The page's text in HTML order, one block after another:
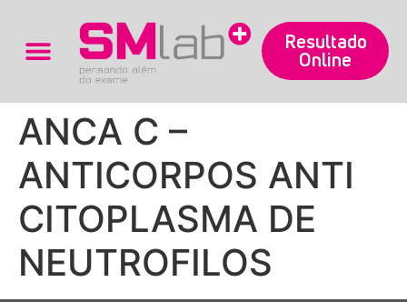
Resultado
Online
ANCA C –
ANTICORPOS ANTI
CITOPLASMA DE
NEUTROFILOS